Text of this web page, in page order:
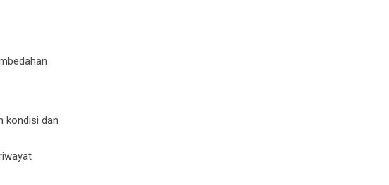
kondisi dan